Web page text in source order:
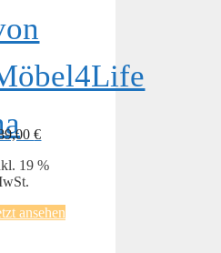
€
19 %
ansehen